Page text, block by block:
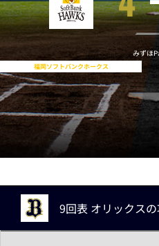
福岡ソフトバンクホークス
みずほ
9回表 オリックス